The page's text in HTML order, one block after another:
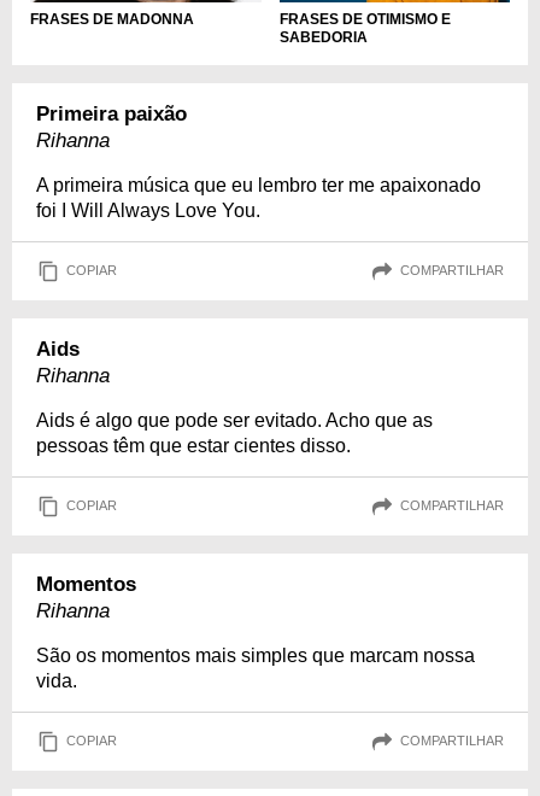
FRASES DE MADONNA
FRASES DE OTIMISMO E
SABEDORIA
Primeira paixão
Rihanna
A primeira música que eu lembro ter me apaixonado
foi I Will Always Love You.
COPIAR COMPARTILHAR
Aids
Rihanna
Aids é algo que pode ser evitado. Acho que as
pessoas têm que estar cientes disso.
COPIAR COMPARTILHAR
Momentos
Rihanna
São os momentos mais simples que marcam nossa
vida.
COPIAR COMPARTILHAR